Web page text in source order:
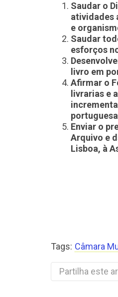
Saudar o
atividades
e
Saudar
esforços
livro em
Afirmar o
livrarias e
Enviar o
Arquivo e
Lisboa, à
Tags: Câmara
Partilha este